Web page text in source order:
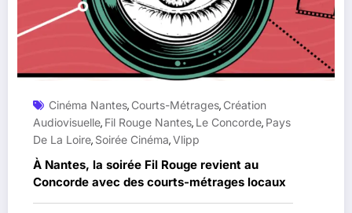
Cinéma Nantes, Courts-Métrages, Création
Audiovisuelle, Fil Rouge Nantes, Le Concorde, Pays
De La Loire, Soirée Cinéma,Vlipp
À Nantes, la soirée Fil Rouge revient au
Concorde avec des courts-métrages locaux